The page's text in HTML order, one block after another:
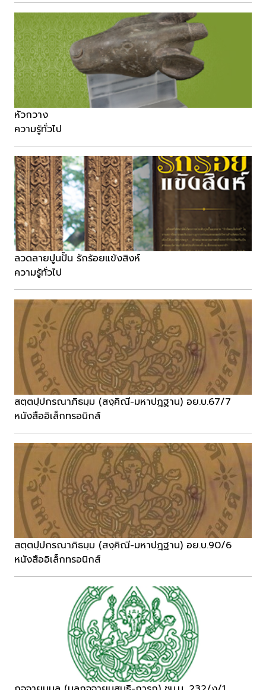
หัวกวาง
ความรู้ทั่วไป
ลวดลายปูนปั้น รักร้อยแข้งสิงห์
ความรู้ทั่วไป
สตฺตปฺปกรณาภิธมฺม (สงฺคิณี-มหาปฎฐาน) อย.บ.67/7
หนังสืออิเล็กทรอนิกส์
สตฺตปฺปกรณาภิธมฺม (สงฺคิณี-มหาปฎฐาน) อย.บ.90/6
หนังสืออิเล็กทรอนิกส์